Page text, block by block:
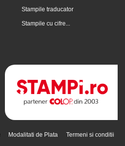
Stampile traducator
Stampile cu cifre...
Modalitati de Plata Termeni si conditii